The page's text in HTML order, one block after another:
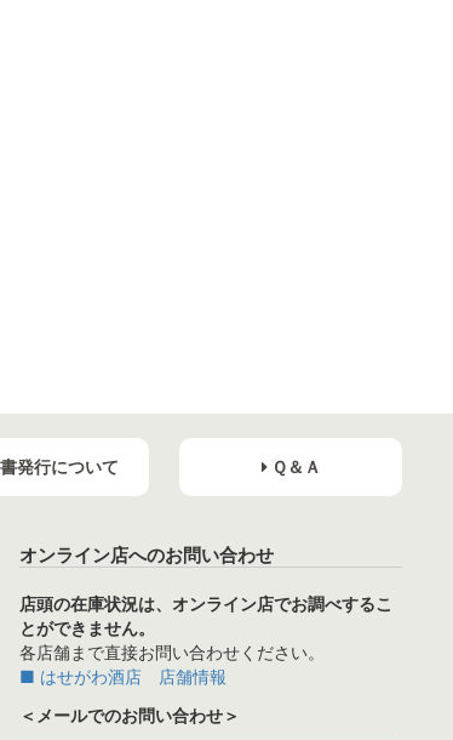
発行について Ｑ＆Ａ
オンライン店へのお問い合わせ
店頭の在庫状況は、オンライン店でお調べするこ
とができません。
各店舗まで直接お問い合わせください。
■ はせがわ酒店 店舗情報
＜メールでのお問い合わせ＞